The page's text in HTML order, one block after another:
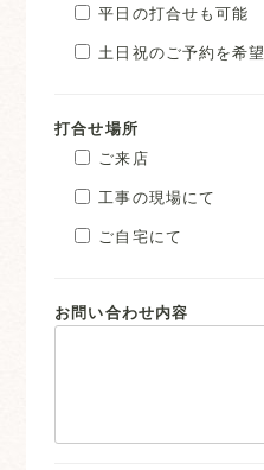
平日の打合せも可能
土日祝のご予約を希望
打合せ場所
ご来店
工事の現場にて
ご自宅にて
お問い合わせ内容